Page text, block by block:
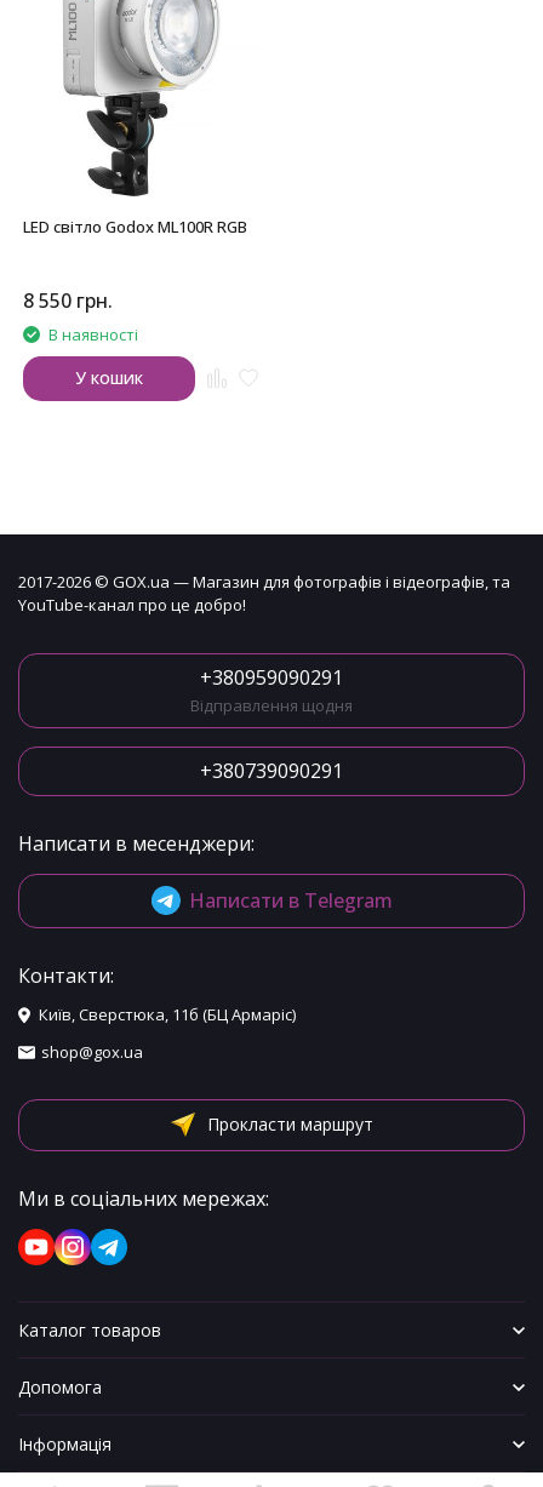
LED світло Godox ML100R RGB
8 550 грн.
В наявності
У кошик
2017-2026 © GOX.ua — Магазин для фотографів і відеографів, та
YouTube-канал про це добро!
+380959090291
Відправлення щодня
+380739090291
Написати в месенджери:
Написати в Telegram
Контакти:
Київ, Сверстюка, 11б (БЦ Армаріс)
shop@gox.ua
Прокласти маршрут
Ми в соціальних мережах:
Каталог товаров
Допомога
Інформація